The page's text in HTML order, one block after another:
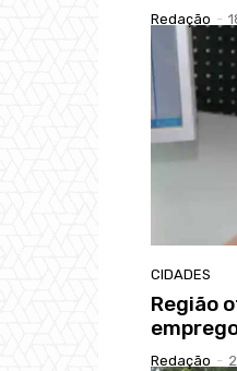
Redação -
CIDADES
Região
Redação -